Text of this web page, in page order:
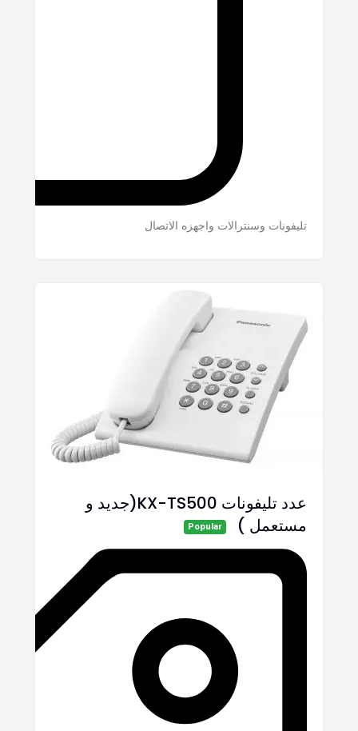
تليفونات وسنترالات واجهزه الاتصال
عدد تليفونات KX-TS500(جديد و
مستعمل )
Popular